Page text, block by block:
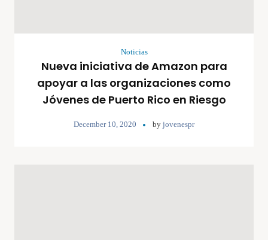
Noticias
Nueva iniciativa de Amazon para
apoyar a las organizaciones como
Jóvenes de Puerto Rico en Riesgo
December 10, 2020 by jovenespr